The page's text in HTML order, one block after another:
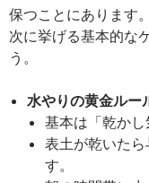
保つことにあります。
次に挙げる基本的な
う。
水やりの黄金ルー
基本は「乾かし
表土が乾いた
す。